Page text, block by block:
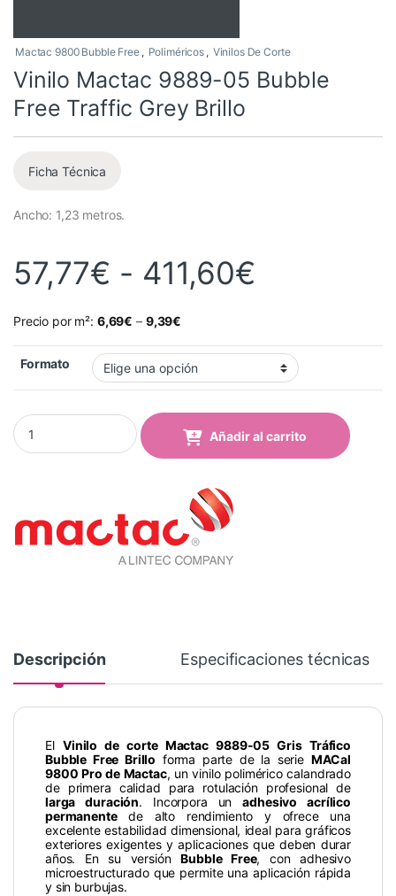
Mactac 9800 Bubble Free , Poliméricos , Vinilos De Corte
Vinilo Mactac 9889-05 Bubble
Free Traffic Grey Brillo
Ficha Técnica
Ancho: 1,23 metros.
57,77€ - 411,60€
Precio por m²: 6,69€ – 9,39€
Formato
Vinilo Mactac 9889-05 Bubble Free Traffic Grey Brillo quantity
Añadir al carrito
Descripción Especificaciones técnicas
El Vinilo de corte Mactac 9889-05 Gris Tráfico
Bubble Free Brillo forma parte de la serie MACal
9800 Pro de Mactac, un vinilo polimérico calandrado
de primera calidad para rotulación profesional de
larga duración. Incorpora unadhesivo acrílico
permanentede alto rendimiento y ofrece una
excelente estabilidad dimensional, ideal para gráficos
exteriores exigentes y aplicaciones que deben durar
años. En su versiónBubble Free, con adhesivo
microestructurado que permite una aplicación rápida
y sin burbujas.